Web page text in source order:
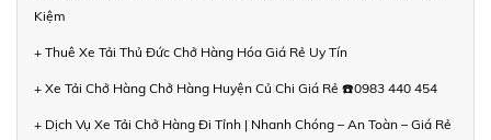
Kiệm
+ Thuê Xe Tải Thủ Đức Chở Hàng Hóa Giá Rẻ Uy Tín
+ Xe Tải Chở Hàng Chở Hàng Huyện Củ Chi Giá Rẻ ☎️0983 440 454
+ Dịch Vụ Xe Tải Chở Hàng Đi Tỉnh | Nhanh Chóng – An Toàn – Giá Rẻ